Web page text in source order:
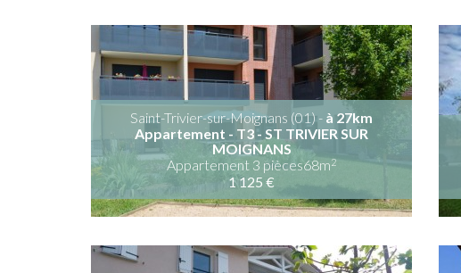
Saint-Trivier-sur-Moignans (01) - à 27km
Appartement - T3 - ST TRIVIER SUR
MOIGNANS
Appartement 3 pièces68m2
1 125 €